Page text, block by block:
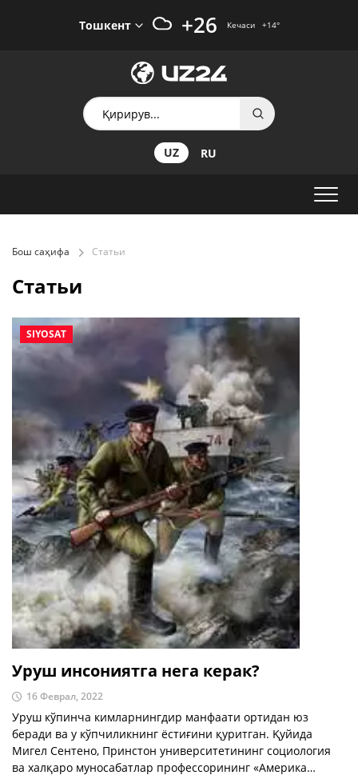
Тошкент +26 Кечаси +14°
UZ RU
Бош саҳифа Статьи
Статьи
SIYOSAT
Уруш инсониятга нега керак?
16 Феврал, 2022
Уруш кўпинча кимларнингдир манфаати ортидан юз
беради ва у кўпчиликнинг ёстиғини қуритган. Қуйида
Мигел Сентено, Принстон университетининг социология
ва халқаро муносабатлар профессорининг «Америка